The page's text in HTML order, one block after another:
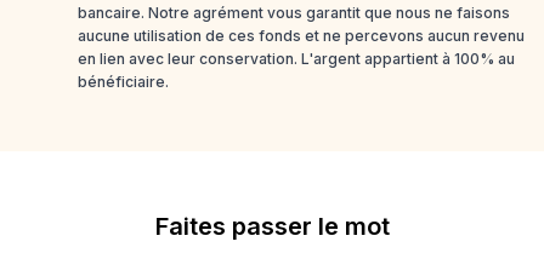
bancaire. Notre agrément vous garantit que nous ne faisons
aucune utilisation de ces fonds et ne percevons aucun revenu
en lien avec leur conservation. L'argent appartient à 100% au
bénéficiaire.
Faites passer le mot